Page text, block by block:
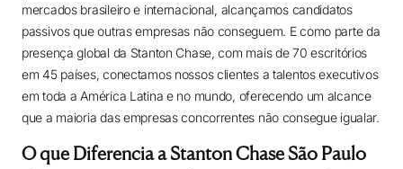
mercados brasileiro e internacional, alcançamos candidatos
passivos que outras empresas não conseguem. E como parte da
presença global da Stanton Chase, com mais de 70 escritórios
em 45 países, conectamos nossos clientes a talentos executivos
em toda a América Latina e no mundo, oferecendo um alcance
que a maioria das empresas concorrentes não consegue igualar.
O que Diferencia a Stanton Chase São Paulo